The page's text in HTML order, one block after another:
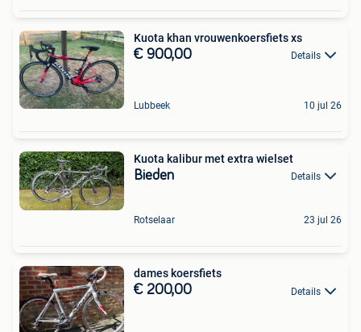
Kuota khan vrouwenkoersfiets xs
€ 900,00 Details
Lubbeek 10 jul 26
Kuota kalibur met extra wielset
Bieden Details
Rotselaar 23 jul 26
dames koersfiets
€ 200,00 Details